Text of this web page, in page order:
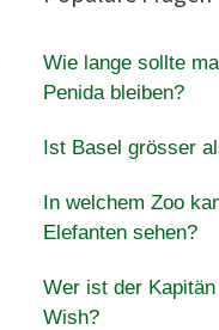
Wie lange sollte
Penida bleiben?
Ist Basel grösser
In welchem ​​Zoo
Elefanten sehen?
Wer ist der
Wish?